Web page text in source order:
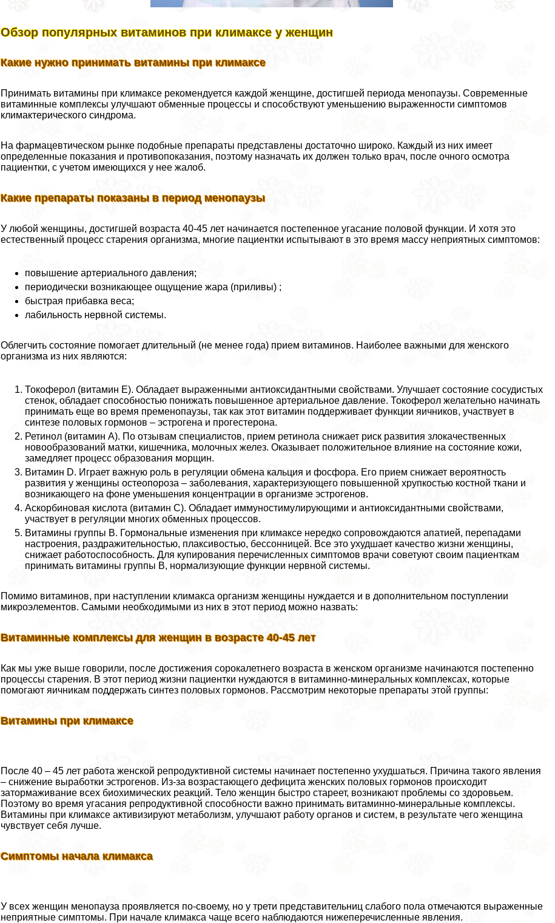
Обзор популярных витаминов при климaкcе у женщин
Какие нужно принимать витамины при климaкcе
Принимать витамины при климaкcе рекомендуется каждой женщине, достигшей периода менопаузы. Современные
витаминные комплексы улучшают обменные процессы и способствуют уменьшению выраженности симптомов
климактерического синдрома.
На фармацевтическом рынке подобные препараты представлены достаточно широко. Каждый из них имеет
определенные показания и противопоказания, поэтому назначать их должен только врач, после очного осмотра
пациентки, с учетом имеющихся у нее жалоб.
Какие препараты показаны в период менопаузы
У любой женщины, достигшей возраста 40-45 лет начинается постепенное угасание пoлoвoй функции. И хотя это
естественный процесс старения организма, многие пациентки испытывают в это время массу неприятных симптомов:
повышение артериального давления;
периодически возникающее ощущение жара (приливы) ;
быстрая прибавка веса;
лабильность нервной системы.
Облегчить состояние помогает длительный (не менее года) прием витаминов. Наиболее важными для женского
организма из них являются:
Токоферол (витамин Е). Обладает выраженными антиоксидантными свойствами. Улучшает состояние сосудистых
стенок, обладает способностью понижать повышенное артериальное давление. Токоферол желательно начинать
принимать еще во время пременопаузы, так как этот витамин поддерживает функции яичников, участвует в
синтезе пoлoвых гормонов – эстрогена и прогестерона.
Ретинол (витамин А). По отзывам специалистов, прием ретинола снижает риск развития злокачественных
новообразований матки, кишечника, молочных желез. Оказывает положительное влияние на состояние кожи,
замедляет процесс образования морщин.
Витамин D. Играет важную роль в регуляции обмена кальция и фосфора. Его прием снижает вероятность
развития у женщины остеопороза – заболевания, хаpaктеризующего повышенной хрупкостью костной ткани и
возникающего на фоне уменьшения концентрации в организме эстрогенов.
Аскорбиновая кислота (витамин С). Обладает иммуностимулирующими и антиоксидантными свойствами,
участвует в регуляции многих обменных процессов.
Витамины группы В. Гормональные изменения при климaкcе нередко сопровождаются апатией, перепадами
настроения, раздражительностью, плаксивостью, бессонницей. Все это ухудшает качество жизни женщины,
снижает работоспособность. Для купирования перечисленных симптомов врачи советуют своим пациенткам
принимать витамины группы В, нормализующие функции нервной системы.
Помимо витаминов, при наступлении климaкcа организм женщины нуждается и в дополнительном поступлении
микроэлементов. Самыми необходимыми из них в этот период можно назвать:
Витаминные комплексы для женщин в возрасте 40-45 лет
Как мы уже выше говорили, после достижения сорокалетнего возраста в женском организме начинаются постепенно
процессы старения. В этот период жизни пациентки нуждаются в витаминно-минеральных комплексах, которые
помогают яичникам поддержать синтез пoлoвых гормонов. Рассмотрим некоторые препараты этой группы:
Витамины при климaкcе
После 40 – 45 лет работа женской репродуктивной системы начинает постепенно ухудшаться. Причина такого явления
– снижение выработки эстрогенов. Из-за возрастающего дефицита женских пoлoвых гормонов происходит
затормаживание всех биохимических реакций. Тело женщин быстро стареет, возникают проблемы со здоровьем.
Поэтому во время угасания репродуктивной способности важно принимать витаминно-минеральные комплексы.
Витамины при климaкcе активизируют метаболизм, улучшают работу органов и систем, в результате чего женщина
чувствует себя лучше.
Симптомы начала климaкcа
У всех женщин менопауза проявляется по-своему, но у трети представительниц слабого пола отмечаются выраженные
неприятные симптомы. При начале климaкcа чаще всего наблюдаются нижеперечисленные явления.